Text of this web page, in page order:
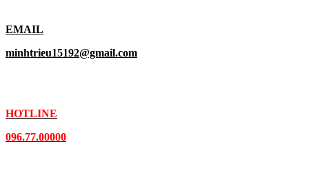
EMAIL
minhtrieu15192@gmail.com
HOTLINE
096.77.00000